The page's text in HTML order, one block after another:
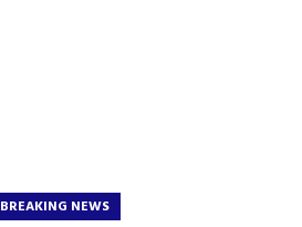
BREAKING NEWS